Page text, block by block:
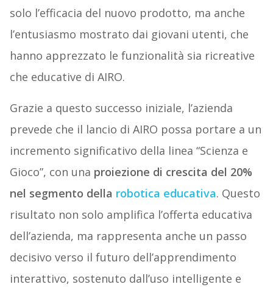
solo l’efficacia del nuovo prodotto, ma anche
l’entusiasmo mostrato dai giovani utenti, che
hanno apprezzato le funzionalità sia ricreative
che educative di AIRO.
Grazie a questo successo iniziale, l’azienda
prevede che il lancio di AIRO possa portare a un
incremento significativo della linea “Scienza e
Gioco”, con una proiezione di crescita del 20%
nel segmento della robotica educativa. Questo
risultato non solo amplifica l’offerta educativa
dell’azienda, ma rappresenta anche un passo
decisivo verso il futuro dell’apprendimento
interattivo, sostenuto dall’uso intelligente e